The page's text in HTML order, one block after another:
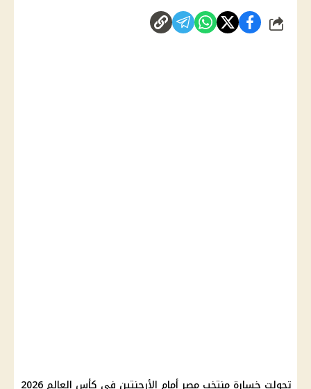
شارك
تحولت خسارة منتخب مصر أمام الأرجنتين في كأس العالم 2026